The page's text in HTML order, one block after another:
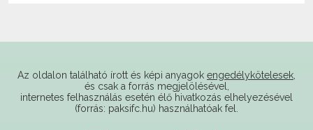
internetes felhasználás esetén élő hivatkozás elhelyezésével
(forrás: paksifc.hu) használhatóak fel.
Támogatóink